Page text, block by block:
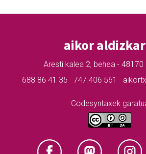
aikor
Aresti kalea 2, behea -
688 86 41 35 · 747 406 561 ·
Codesyntaxek